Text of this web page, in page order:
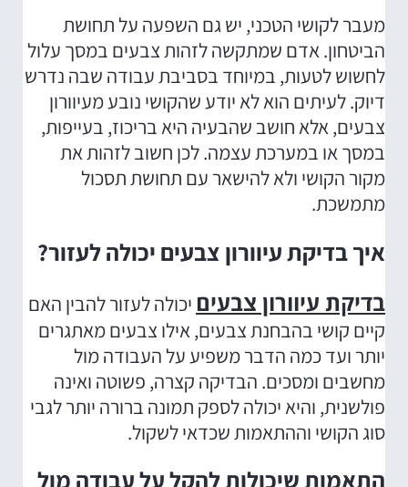
מעבר לקושי הטכני, יש גם השפעה על תחושת
הביטחון. אדם שמתקשה לזהות צבעים במסך עלול
לחשוש לטעות, במיוחד בסביבת עבודה שבה נדרש
דיוק. לעיתים הוא לא יודע שהקושי נובע מעיוורון
צבעים, אלא חושב שהבעיה היא בריכוז, בעייפות,
במסך או במערכת עצמה. לכן חשוב לזהות את
מקור הקושי ולא להישאר עם תחושת תסכול
מתמשכת.
איך בדיקת עיוורון צבעים יכולה לעזור?
בדיקת עיוורון צבעים יכולה לעזור להבין האם
קיים קושי בהבחנת צבעים, אילו צבעים מאתגרים
יותר ועד כמה הדבר משפיע על העבודה מול
מחשבים ומסכים. הבדיקה קצרה, פשוטה ואינה
פולשנית, והיא יכולה לספק תמונה ברורה יותר לגבי
סוג הקושי וההתאמות שכדאי לשקול.
התאמות שיכולות להקל על עבודה מול